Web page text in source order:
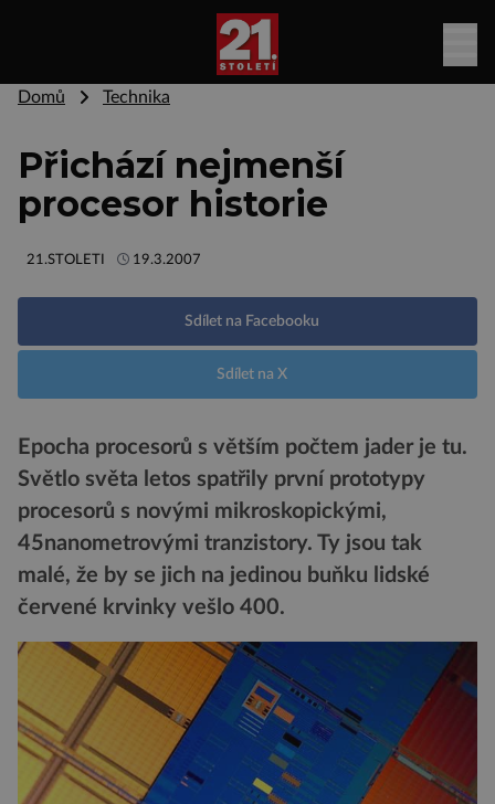
Domů Technika
Přichází nejmenší
procesor historie
21.STOLETI 19.3.2007
Sdílet na Facebooku
Sdílet na X
Epocha procesorů s větším počtem jader je tu.
Světlo světa letos spatřily první prototypy
procesorů s novými mikroskopickými,
45nanometrovými tranzistory. Ty jsou tak
malé, že by se jich na jedinou buňku lidské
červené krvinky vešlo 400.